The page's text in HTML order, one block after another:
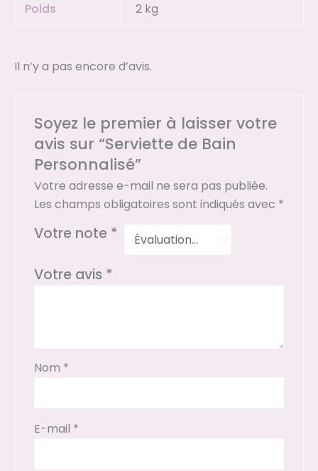
Poids 2 kg
Il n’y a pas encore d’avis.
Soyez le premier à laisser votre
avis sur “Serviette de Bain
Personnalisé”
Votre adresse e-mail ne sera pas publiée.
Les champs obligatoires sont indiqués avec *
Votre note *
Votre avis *
Nom *
E-mail *